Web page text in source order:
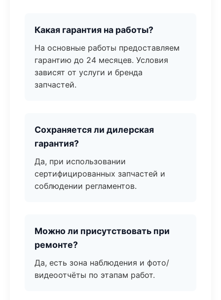
Какая гарантия на работы?
На основные работы предоставляем
гарантию до 24 месяцев. Условия
зависят от услуги и бренда
запчастей.
Сохраняется ли дилерская
гарантия?
Да, при использовании
сертифицированных запчастей и
соблюдении регламентов.
Можно ли присутствовать при
ремонте?
Да, есть зона наблюдения и фото/
видеоотчёты по этапам работ.